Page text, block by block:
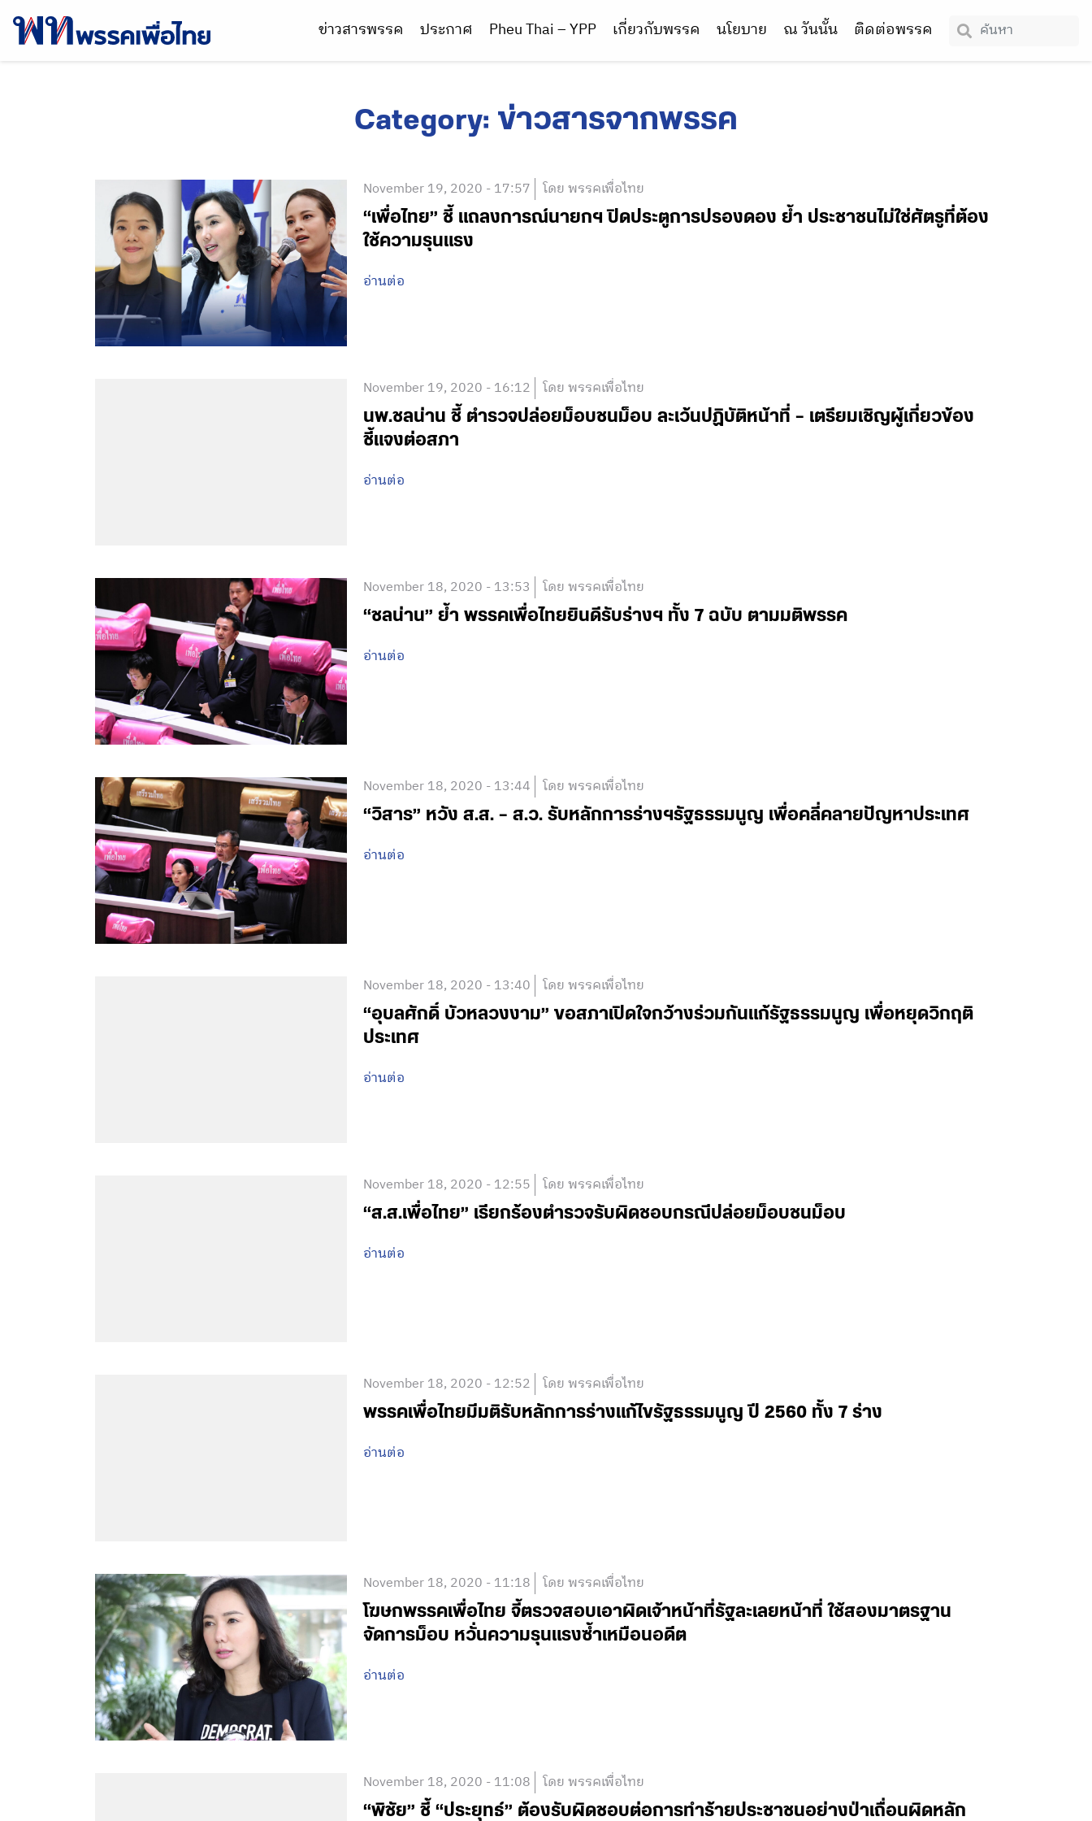
ข่าวสารพรรค ประกาศ Pheu Thai – YPP เกี่ยวกับพรรค นโยบาย ณ วันนั้น ติดต่อพรรค
Category: ข่าวสารจากพรรค
November 19, 2020 - 17:57 โดย พรรคเพื่อไทย
“เพื่อไทย” ชี้ แถลงการณ์นายกฯ ปิดประตูการปรองดอง ย้ำ ประชาชนไม่ใช่ศัตรูที่ต้อง
ใช้ความรุนแรง
อ่านต่อ
November 19, 2020 - 16:12 โดย พรรคเพื่อไทย
นพ.ชลน่าน ชี้ ตำรวจปล่อยม็อบชนม็อบ ละเว้นปฏิบัติหน้าที่ – เตรียมเชิญผู้เกี่ยวข้อง
ชี้แจงต่อสภา
อ่านต่อ
November 18, 2020 - 13:53 โดย พรรคเพื่อไทย
“ชลน่าน” ย้ำ พรรคเพื่อไทยยินดีรับร่างฯ ทั้ง 7 ฉบับ ตามมติพรรค
อ่านต่อ
November 18, 2020 - 13:44 โดย พรรคเพื่อไทย
“วิสาร” หวัง ส.ส. – ส.ว. รับหลักการร่างฯรัฐธรรมนูญ เพื่อคลี่คลายปัญหาประเทศ
อ่านต่อ
November 18, 2020 - 13:40 โดย พรรคเพื่อไทย
“อุบลศักดิ์ บัวหลวงงาม” ขอสภาเปิดใจกว้างร่วมกันแก้รัฐธรรมนูญ เพื่อหยุดวิกฤติ
ประเทศ
อ่านต่อ
November 18, 2020 - 12:55 โดย พรรคเพื่อไทย
“ส.ส.เพื่อไทย” เรียกร้องตำรวจรับผิดชอบกรณีปล่อยม็อบชนม็อบ
อ่านต่อ
November 18, 2020 - 12:52 โดย พรรคเพื่อไทย
พรรคเพื่อไทยมีมติรับหลักการร่างแก้ไขรัฐธรรมนูญ ปี 2560 ทั้ง 7 ร่าง
อ่านต่อ
November 18, 2020 - 11:18 โดย พรรคเพื่อไทย
โฆษกพรรคเพื่อไทย จี้ตรวจสอบเอาผิดเจ้าหน้าที่รัฐละเลยหน้าที่ ใช้สองมาตรฐาน
จัดการม็อบ หวั่นความรุนแรงซ้ำเหมือนอดีต
อ่านต่อ
November 18, 2020 - 11:08 โดย พรรคเพื่อไทย
“พิชัย” ชี้ “ประยุทธ์” ต้องรับผิดชอบต่อการทำร้ายประชาชนอย่างป่าเถื่อนผิดหลัก